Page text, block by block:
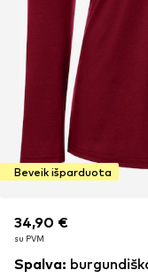
Beveik išparduota
34,90 €
su PVM
34,90 €
su PVM
Spalva: